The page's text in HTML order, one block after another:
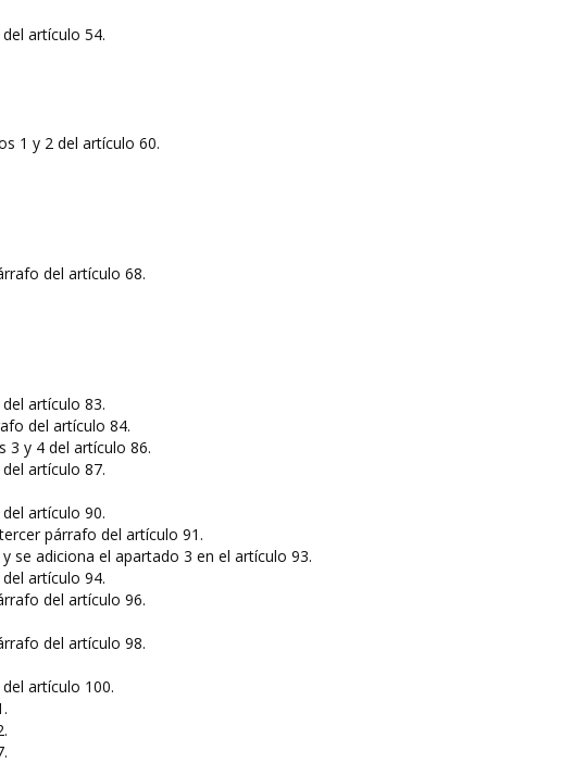
artículo 54.
1 y 2 del artículo 60.
del artículo 68.
artículo 83.
del artículo 84.
3 y 4 del artículo 86.
artículo 87.
artículo 90.
párrafo del artículo 91.
se adiciona el apartado 3 en el artículo 93.
artículo 94.
del artículo 96.
del artículo 98.
artículo 100.